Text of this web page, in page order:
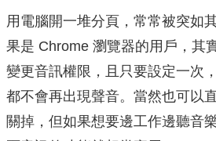
用電腦開一堆分頁，常常被突如
果是 Chrome 瀏覽器的用戶，其
變更音訊權限，且只要設定一次
都不會再出現聲音。當然也可以
關掉，但如果想要邊工作邊聽音